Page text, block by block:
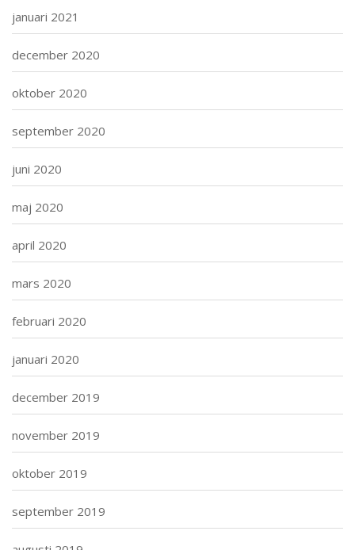
januari 2021
december 2020
oktober 2020
september 2020
juni 2020
maj 2020
april 2020
mars 2020
februari 2020
januari 2020
december 2019
november 2019
oktober 2019
september 2019